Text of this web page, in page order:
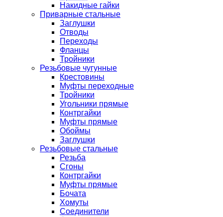
Накидные гайки
Приварные стальные
Заглушки
Отводы
Переходы
Фланцы
Тройники
Резьбовые чугунные
Крестовины
Муфты переходные
Тройники
Угольники прямые
Контргайки
Муфты прямые
Обоймы
Заглушки
Резьбовые стальные
Резьба
Сгоны
Контргайки
Муфты прямые
Бочата
Хомуты
Соединители